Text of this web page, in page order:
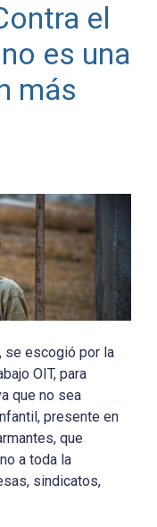
el
es una
más
se escogió por la
OIT, para
que no sea
presente en
que
a toda la
sindicatos,